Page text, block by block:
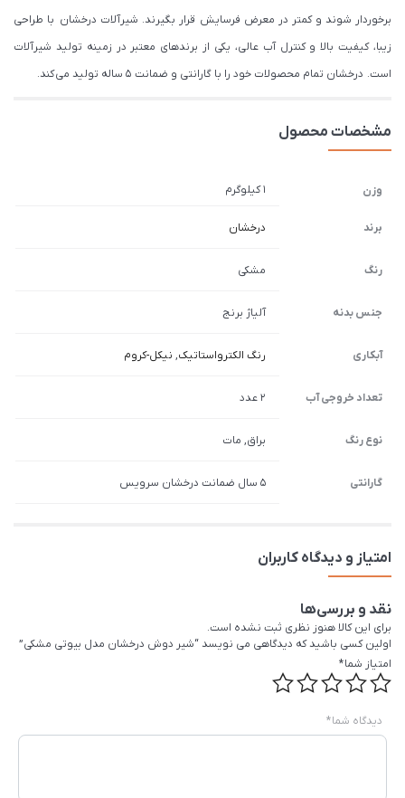
برخوردار شوند و کمتر در معرض فرسایش قرار بگیرند. شیرآلات درخشان با طراحی
زیبا، کیفیت بالا و کنترل آب عالی، یکی از برندهای معتبر در زمینه تولید شیرآلات
است. درخشان تمام محصولات خود را با گارانتی و ضمانت 5 ساله تولید می کند.
مشخصات محصول
وزن 1 کیلوگرم
برند درخشان
رنگ مشکی
جنس بدنه آلیاژ برنج
آبکاری رنگ الکترواستاتیک, نیکل-کروم
تعداد خروجی آب 2 عدد
نوع رنگ براق, مات
گارانتی 5 سال ضمانت درخشان سرویس
امتیاز و دیدگاه کاربران
نقد و بررسی‌ها
برای این کالا هنوز نظری ثبت نشده است.
اولین کسی باشید که دیدگاهی می نویسد “شیر دوش درخشان مدل بيوتی مشکی”
امتیاز شما*
دیدگاه شما*